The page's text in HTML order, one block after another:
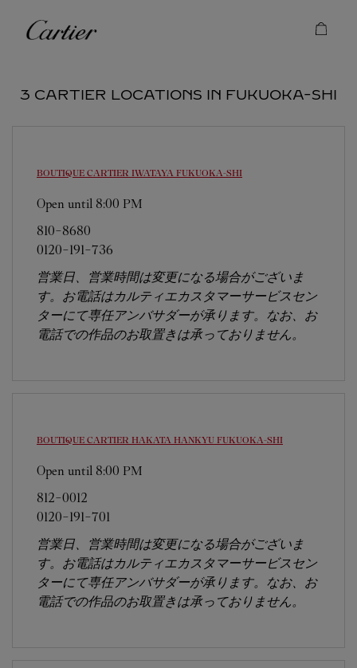
Cartier
3 CARTIER LOCATIONS IN FUKUOKA-SHI
BOUTIQUE CARTIER IWATAYA FUKUOKA-SHI
Open until 8:00 PM
810-8680
0120-191-736
営業日、営業時間は変更になる場合がございま
す。お電話はカルティエカスタマーサービスセン
ターにて専任アンバサダーが承ります。なお、お
電話での作品のお取置きは承っておりません。
BOUTIQUE CARTIER HAKATA HANKYU FUKUOKA-SHI
Open until 8:00 PM
812-0012
0120-191-701
営業日、営業時間は変更になる場合がございま
す。お電話はカルティエカスタマーサービスセン
ターにて専任アンバサダーが承ります。なお、お
電話での作品のお取置きは承っておりません。